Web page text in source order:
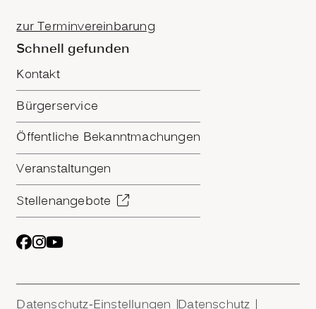
zur Terminvereinbarung
Schnell gefunden
Kontakt
Bürgerservice
Öffentliche Bekanntmachungen
Veranstaltungen
Stellenangebote
Datenschutz-Einstellungen Datenschutz